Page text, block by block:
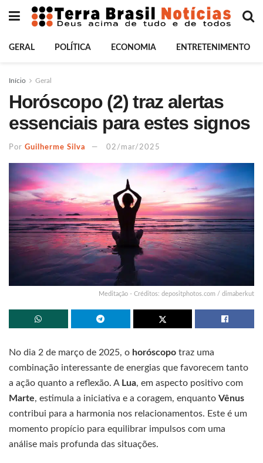
GERAL POLÍTICA ECONOMIA ENTRETENIMENTO
Início Geral
Horóscopo (2) traz alertas
essenciais para estes signos
Por Guilherme Silva 02/mar/2025
Meditação - Créditos: depositphotos.com / dimaberkut
No dia 2 de março de 2025, o horóscopo traz uma
combinação interessante de energias que favorecem tanto
a ação quanto a reflexão. A Lua, em aspecto positivo com
Marte, estimula a iniciativa e a coragem, enquanto Vênus
contribui para a harmonia nos relacionamentos. Este é um
momento propício para equilibrar impulsos com uma
análise mais profunda das situações.